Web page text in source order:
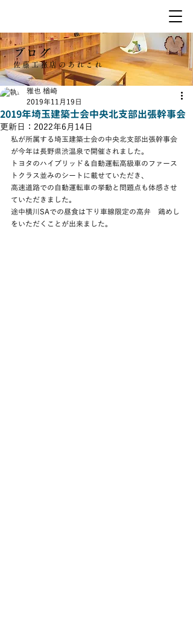
ブログ
佐藤工務店のあれこれ
2019年埼玉建築士会中央北支部出張幹事会
雅也 楢崎
2019年11月19日
更新日： 2022年6月14日
私が所属する埼玉建築士会の中央北支部出張幹事会
が今年は長野県渋温泉で開催されました。
トヨタのハイブリッド＆自動運転高級車のファース
トクラス並みのシートに載せていただき、
高速道路での自動運転車の挙動と問題点も体感させ
ていただきました。
途中横川SAでの昼食は下り車線限定の高弁　鶏めし
をいただくことが出来ました。